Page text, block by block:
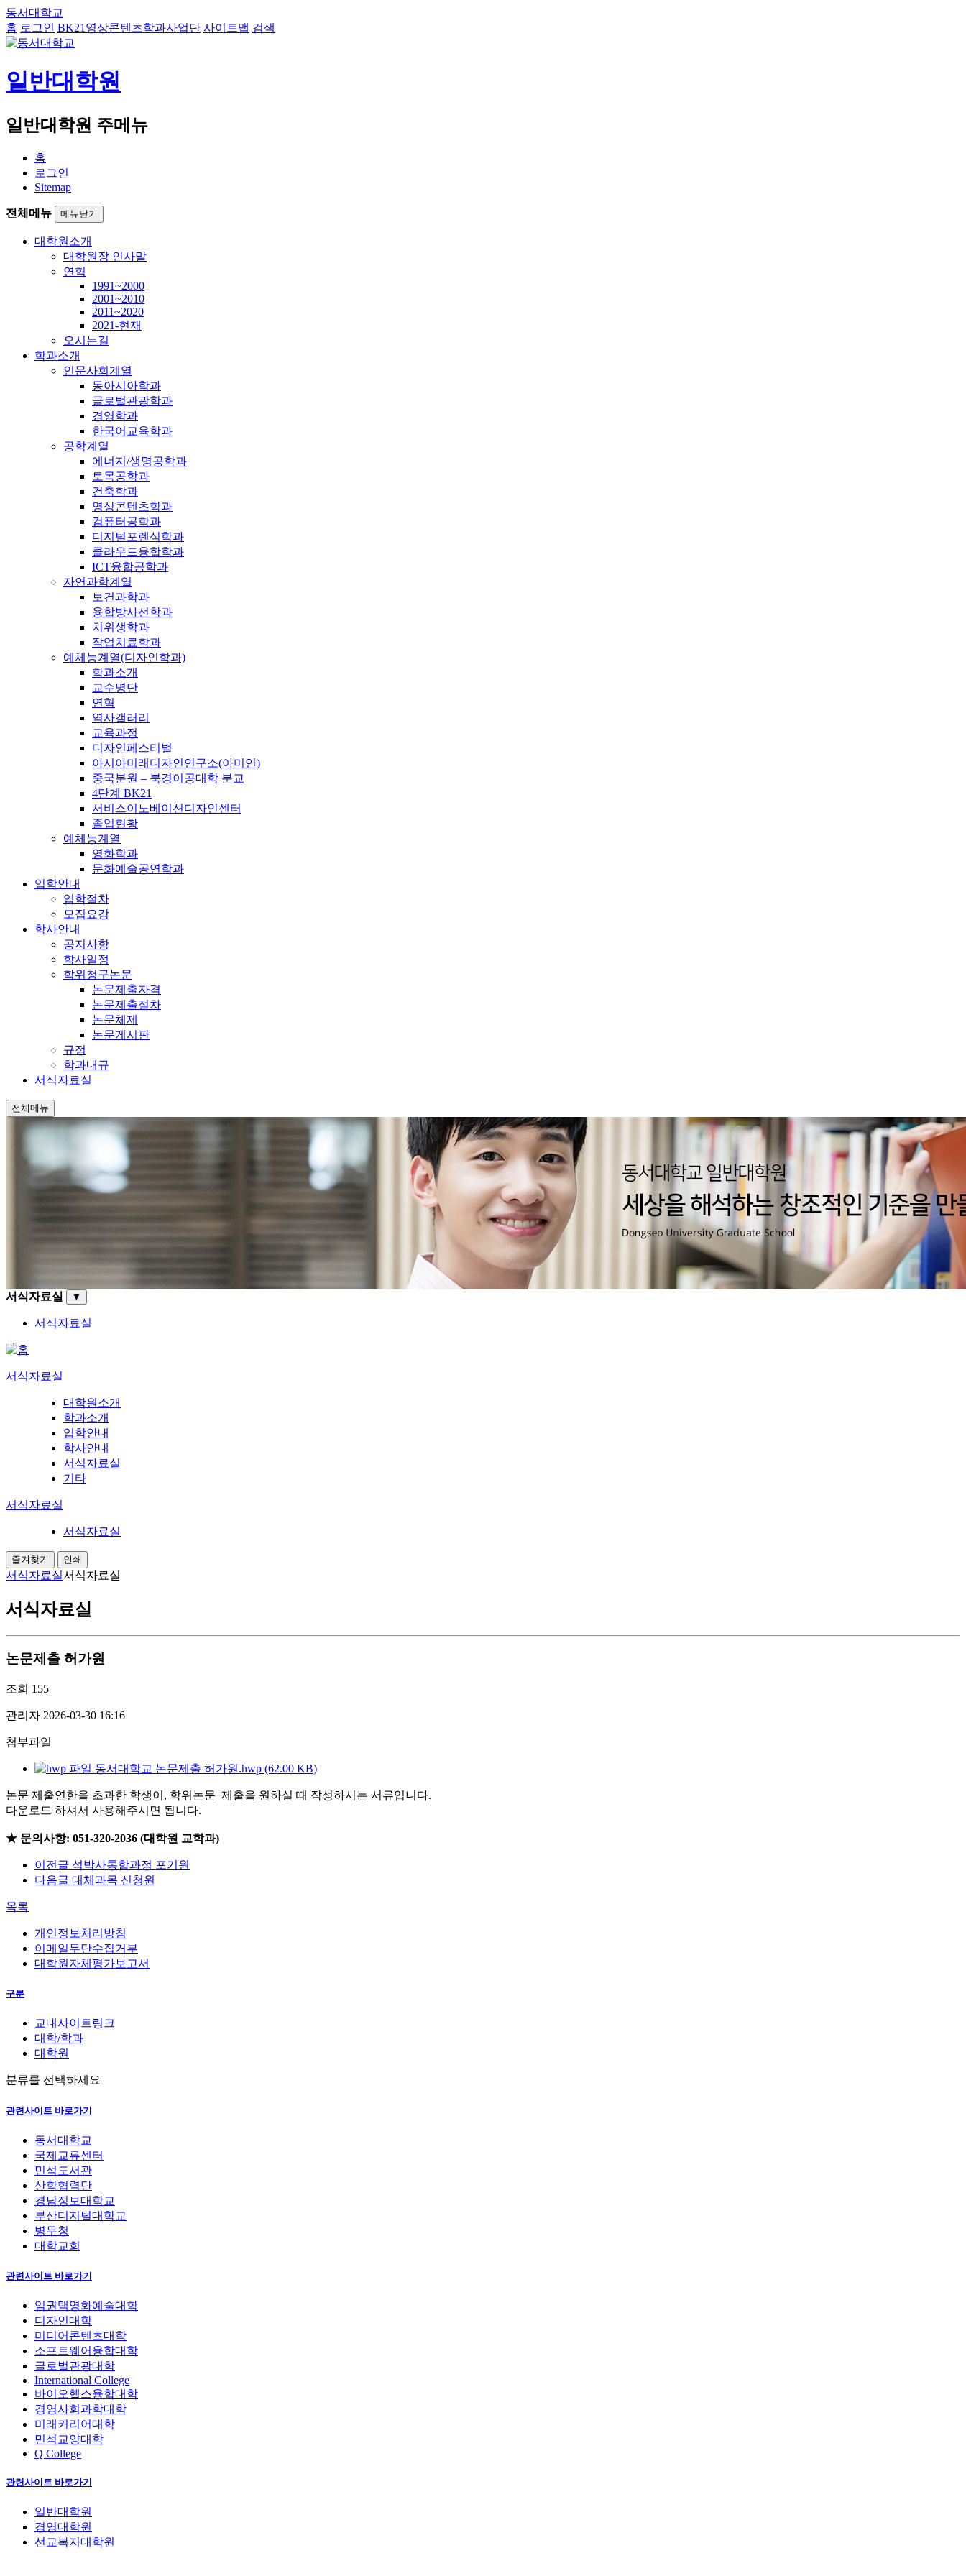
동서대학교
홈 로그인 BK21영상콘텐츠학과사업단 사이트맵 검색
일반대학원
일반대학원 주메뉴
홈
로그인
Sitemap
전체메뉴 메뉴닫기
대학원소개
대학원장 인사말
연혁
1991~2000
2001~2010
2011~2020
2021-현재
오시는길
학과소개
인문사회계열
동아시아학과
글로벌관광학과
경영학과
한국어교육학과
공학계열
에너지/생명공학과
토목공학과
건축학과
영상콘텐츠학과
컴퓨터공학과
디지털포렌식학과
클라우드융합학과
ICT융합공학과
자연과학계열
보건과학과
융합방사선학과
치위생학과
작업치료학과
예체능계열(디자인학과)
학과소개
교수명단
연혁
역사갤러리
교육과정
디자인페스티벌
아시아미래디자인연구소(아미연)
중국분원 – 북경이공대학 분교
4단계 BK21
서비스이노베이션디자인센터
졸업현황
예체능계열
영화학과
문화예술공연학과
입학안내
입학절차
모집요강
학사안내
공지사항
학사일정
학위청구논문
논문제출자격
논문제출절차
논문체제
논문게시판
규정
학과내규
서식자료실
전체메뉴
서식자료실 ▼
서식자료실
서식자료실
대학원소개
학과소개
입학안내
학사안내
서식자료실
기타
서식자료실
서식자료실
즐겨찾기 인쇄
서식자료실서식자료실
서식자료실
논문제출 허가원
조회 155
관리자 2026-03-30 16:16
첨부파일
동서대학교 논문제출 허가원.hwp (62.00 KB)
논문 제출연한을 초과한 학생이, 학위논문 제출을 원하실 때 작성하시는 서류입니다.
다운로드 하셔서 사용해주시면 됩니다.
★ 문의사항: 051-320-2036 (대학원 교학과)
이전글 석박사통합과정 포기원
다음글 대체과목 신청원
목록
개인정보처리방침
이메일무단수집거부
대학원자체평가보고서
구분
교내사이트링크
대학/학과
대학원
분류를 선택하세요
관련사이트 바로가기
동서대학교
국제교류센터
민석도서관
산학협력단
경남정보대학교
부산디지털대학교
병무청
대학교회
관련사이트 바로가기
임권택영화예술대학
디자인대학
미디어콘텐츠대학
소프트웨어융합대학
글로벌관광대학
International College
바이오헬스융합대학
경영사회과학대학
미래커리어대학
민석교양대학
Q College
관련사이트 바로가기
일반대학원
경영대학원
선교복지대학원